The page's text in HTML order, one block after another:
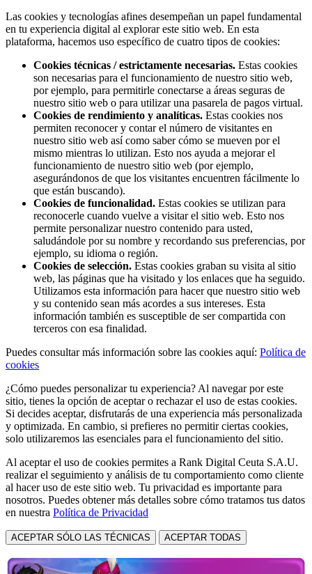
Las cookies y tecnologías afines desempeñan un papel fundamental
en tu experiencia digital al explorar este sitio web. En esta
plataforma, hacemos uso específico de cuatro tipos de cookies:
Cookies técnicas / estrictamente necesarias. Estas cookies
son necesarias para el funcionamiento de nuestro sitio web,
por ejemplo, para permitirle conectarse a áreas seguras de
nuestro sitio web o para utilizar una pasarela de pagos virtual.
Cookies de rendimiento y analíticas. Estas cookies nos
permiten reconocer y contar el número de visitantes en
nuestro sitio web así como saber cómo se mueven por el
mismo mientras lo utilizan. Esto nos ayuda a mejorar el
funcionamiento de nuestro sitio web (por ejemplo,
asegurándonos de que los visitantes encuentren fácilmente lo
que están buscando).
Cookies de funcionalidad. Estas cookies se utilizan para
reconocerle cuando vuelve a visitar el sitio web. Esto nos
permite personalizar nuestro contenido para usted,
saludándole por su nombre y recordando sus preferencias, por
ejemplo, su idioma o región.
Cookies de selección. Estas cookies graban su visita al sitio
web, las páginas que ha visitado y los enlaces que ha seguido.
Utilizamos esta información para hacer que nuestro sitio web
y su contenido sean más acordes a sus intereses. Esta
información también es susceptible de ser compartida con
terceros con esa finalidad.
Puedes consultar más información sobre las cookies aquí: Política de
cookies
¿Cómo puedes personalizar tu experiencia? Al navegar por este
sitio, tienes la opción de aceptar o rechazar el uso de estas cookies.
Si decides aceptar, disfrutarás de una experiencia más personalizada
y optimizada. En cambio, si prefieres no permitir ciertas cookies,
solo utilizaremos las esenciales para el funcionamiento del sitio.
Al aceptar el uso de cookies permites a Rank Digital Ceuta S.A.U.
realizar el seguimiento y análisis de tu comportamiento como cliente
al hacer uso de este sitio web. Tu privacidad es importante para
nosotros. Puedes obtener más detalles sobre cómo tratamos tus datos
en nuestra Política de Privacidad
ACEPTAR SÓLO LAS TÉCNICAS ACEPTAR TODAS